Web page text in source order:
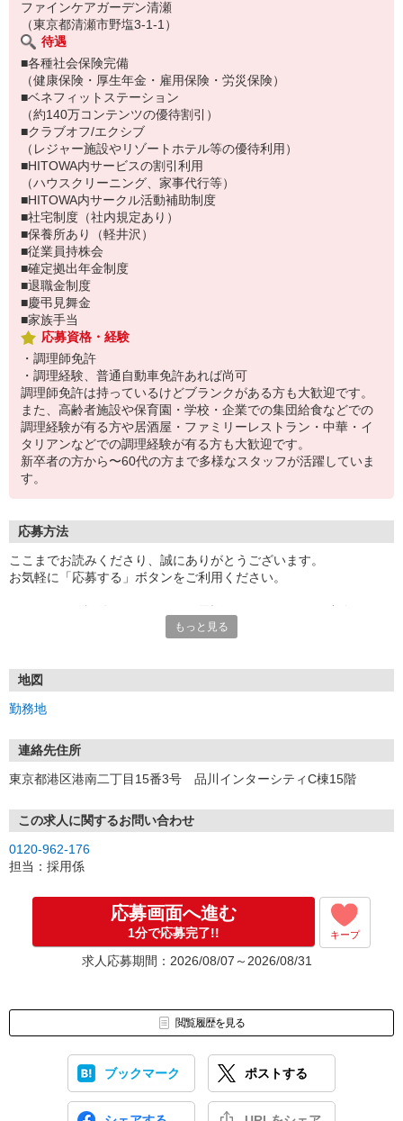
ファインケアガーデン清瀬
（東京都清瀬市野塩3-1-1）
待遇
■各種社会保険完備
（健康保険・厚生年金・雇用保険・労災保険）
■ベネフィットステーション
（約140万コンテンツの優待割引）
■クラブオフ/エクシブ
（レジャー施設やリゾートホテル等の優待利用）
■HITOWA内サービスの割引利用
（ハウスクリーニング、家事代行等）
■HITOWA内サークル活動補助制度
■社宅制度（社内規定あり）
■保養所あり（軽井沢）
■従業員持株会
■確定拠出年金制度
■退職金制度
■慶弔見舞金
■家族手当
応募資格・経験
・調理師免許
・調理経験、普通自動車免許あれば尚可
調理師免許は持っているけどブランクがある方も大歓迎です。
また、高齢者施設や保育園・学校・企業での集団給食などでの
調理経験が有る方や居酒屋・ファミリーレストラン・中華・イ
タリアンなどでの調理経験が有る方も大歓迎です。
新卒者の方から〜60代の方まで多様なスタッフが活躍していま
す。
応募方法
ここまでお読みくださり、誠にありがとうございます。
お気軽に「応募する」ボタンをご利用ください。
お電話の際は「イーアイデムを見た」と伝えるとスムーズです。
もっと見る
地図
勤務地
連絡先住所
東京都港区港南二丁目15番3号 品川インターシティC棟15階
この求人に関するお問い合わせ
0120-962-176
担当：採用係
応募画面へ進む
1分で応募完了!! キープ
求人応募期間：2026/08/07～2026/08/31
閲覧履歴を見る
ブックマーク ポストする